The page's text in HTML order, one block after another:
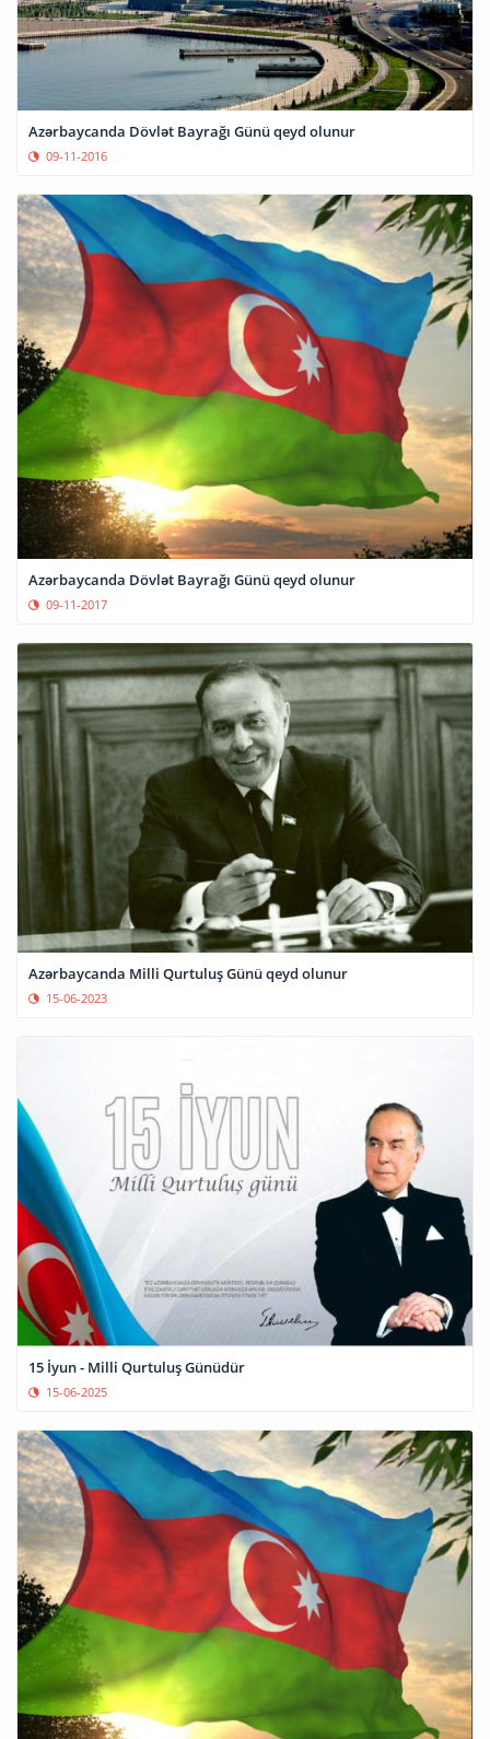
Azərbaycanda Dövlət Bayrağı Günü qeyd olunur
09-11-2016
Azərbaycanda Dövlət Bayrağı Günü qeyd olunur
09-11-2017
Azərbaycanda Milli Qurtuluş Günü qeyd olunur
15-06-2023
15 İyun - Milli Qurtuluş Günüdür
15-06-2025